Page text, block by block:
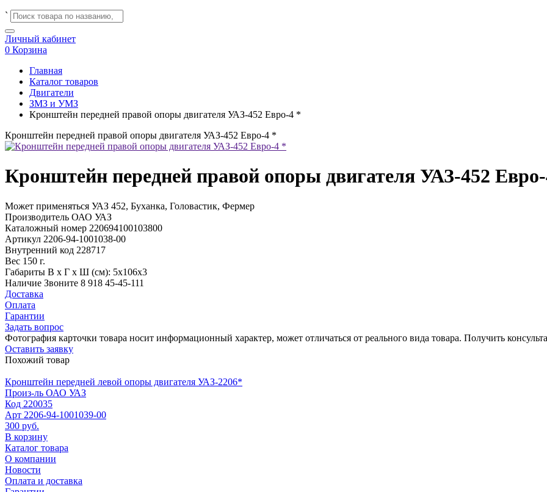
`
Личный кабинет
0 Корзина
Главная
Каталог товаров
Двигатели
ЗМЗ и УМЗ
Кронштейн передней правой опоры двигателя УАЗ-452 Евро-4 *
Кронштейн передней правой опоры двигателя УАЗ-452 Евро-4 *
Кронштейн передней правой опоры двигателя УАЗ-452
Может применяться УАЗ 452, Буханка, Головастик, Фермер
Производитель ОАО УАЗ
Каталожный номер 220694100103800
Артикул 2206-94-1001038-00
Внутренний код 228717
Вес 150 г.
Габариты В х Г х Ш (см): 5х106х3
Наличие Звоните 8 918 45-45-111
Доставка
Оплата
Гарантии
Задать вопрос
Фотография карточки товара носит информационный характер, может отличаться от реального вида товара. Получить
Оставить заявку
Похожий товар
Кронштейн передней левой опоры двигателя УАЗ-2206*
Произ-ль ОАО УАЗ
Код 220035
Арт 2206-94-1001039-00
300 руб.
В корзину
Каталог товара
О компании
Новости
Оплата и доставка